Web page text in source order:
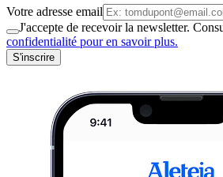
Votre adresse email
J'accepte de recevoir la newsletter.
confidentialité pour en savoir plus.
S'inscrire